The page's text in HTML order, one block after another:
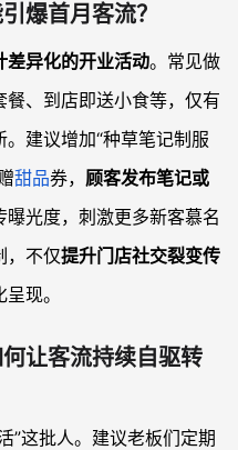
爆首月客流？
差异化的开业活动。常见做
餐、到店即送小食等，仅有
建议增加“种草笔记制服
甜品券， 顾客发布笔记或
曝光度，刺激更多新客慕名
，不仅提升门店社交裂变传
现。
让客流持续自驱转
”这批人。建议老板们定期